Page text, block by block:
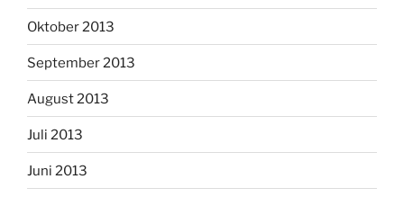
Oktober 2013
September 2013
August 2013
Juli 2013
Juni 2013